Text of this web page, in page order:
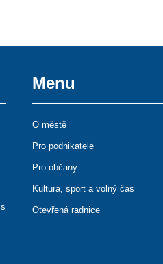
Menu
O městě
Pro podnikatele
Pro občany
Kultura, sport a volný čas
Otevřená radnice